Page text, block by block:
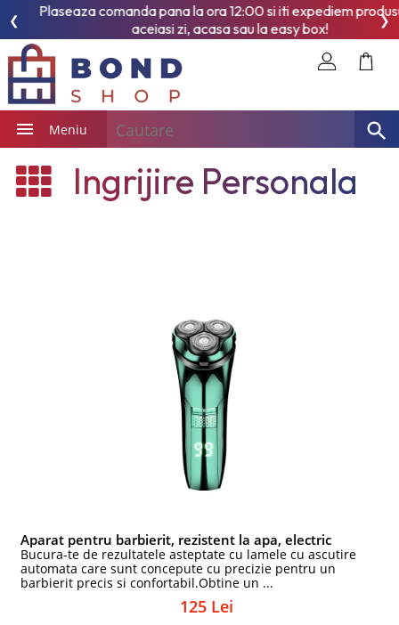
Plaseaza comanda pana la ora 12:00 si iti expediem produsul in
aceiasi zi, acasa sau la easy box!
❮ ❯
Meniu
Ingrijire Personala
Aparat pentru barbierit, rezistent la apa, electric
Bucura-te de rezultatele asteptate cu lamele cu ascutire
automata care sunt concepute cu precizie pentru un
barbierit precis si confortabil.Obtine un ...
125 Lei